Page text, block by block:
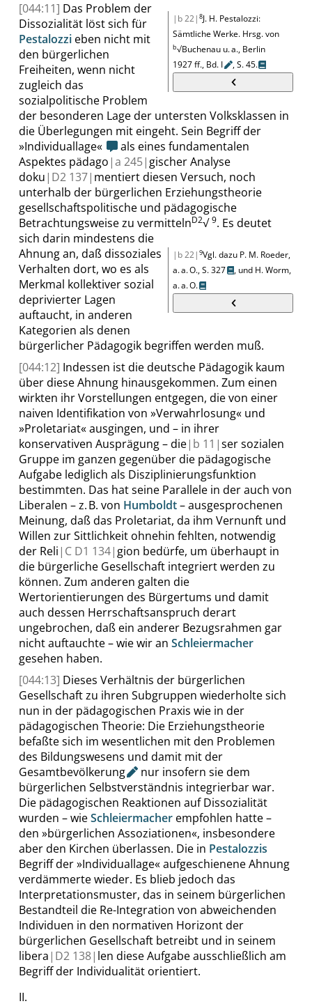
|b 22| 8J. H. Pestalozzi:
Sämtliche Werke. Hrsg.von
b√Buchenau u. a., Berlin
1927 ff., Bd. I ,S. 45.
[044:11] Das Problem der
Dissozialität löst sich für
Pestalozzi eben nicht mit
den bürgerlichen
Freiheiten, wenn nicht
zugleich das
sozialpolitische Problem
der besonderen Lage der untersten Volksklassen in
die Überlegungen mit eingeht. Sein Begriff der
»Individuallage«
als eines fundamentalen
Aspektes pädago |a 245| gischer Analyse
doku | D2 137| mentiert diesen Versuch, noch
unterhalb der bürgerlichen Erziehungstheorie
gesellschaftspolitische und pädagogische
Betrachtungsweise zu vermittelnD2√ 9
|b 22| 9Vgl. dazu P. M. Roeder,
a. a. O.,S. 327 , und H. Worm,
a. a. O.
. Es deutet
sich darin mindestens die
Ahnung an, daß dissoziales
Verhalten dort, wo es als
Merkmal kollektiver sozial
deprivierter Lagen
auftaucht, in anderen
Kategorien als denen
bürgerlicher Pädagogik begriffen werden muß.
[044:12] Indessen ist die deutsche Pädagogik kaum
über diese Ahnung hinausgekommen. Zum einen
wirkten ihr Vorstellungen entgegen, die von einer
naiven Identifikation von »Verwahrlosung« und
»Proletariat«ausgingen, und – in ihrer
konservativen Ausprägung – die| b 11|ser sozialen
Gruppe im ganzen gegenüber die pädagogische
Aufgabe lediglich als Disziplinierungsfunktion
bestimmten. Das hat seine Parallele in der auch von
Liberalen – z. B. von Humboldt– ausgesprochenen
Meinung, daß das Proletariat, da ihm Vernunft und
Willen zur Sittlichkeit ohnehin fehlten, notwendig
der Reli | C D1 134| gion bedürfe, um überhaupt in
die bürgerliche Gesellschaft integriert werden zu
können. Zum anderen galten die
Wertorientierungen des Bürgertums und damit
auch dessen Herrschaftsanspruch derart
ungebrochen, daß ein anderer Bezugsrahmen gar
nicht auftauchte – wie wir an Schleiermacher
gesehen haben.
[044:13] Dieses Verhältnis der bürgerlichen
Gesellschaft zu ihren Subgruppen wiederholte sich
nun in der pädagogischen Praxis wie in der
pädagogischen Theorie: Die Erziehungstheorie
befaßte sich im wesentlichen mit den Problemen
des Bildungswesens und damit mit der
Gesamtbevölkerung
nur insofern sie dem
bürgerlichen Selbstverständnis integrierbar war.
Die pädagogischen Reaktionen auf Dissozialität
wurden – wieSchleiermacher empfohlen hatte –
den »bürgerlichen Assoziationen«, insbesondere
aber den Kirchen überlassen. Die in Pestalozzis
Begriff der»Individuallage«aufgeschienene Ahnung
verdämmerte wieder. Es blieb jedoch das
Interpretationsmuster, das in seinem bürgerlichen
Bestandteil die Re-Integration von abweichenden
Individuen in den normativen Horizont der
bürgerlichen Gesellschaft betreibt und in seinem
libera | D2 138| len diese Aufgabe ausschließlich am
Begriff der Individualität orientiert.
II.